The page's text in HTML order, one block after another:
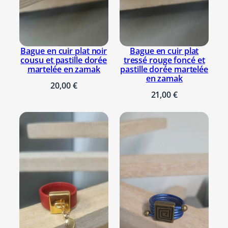
F
l
u
r
a
m
k
a
r
n
Bague en cuir plat noir
cousu et pastille dorée
martelée en zamak
20,00€
Bague en cuir plat
tressé rouge foncé et
pastille dorée martelée
en zamak
21,00€